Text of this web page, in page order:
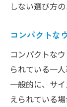
しない選び方の
コンパクトな
コンパクトな
られている一
一般的に、サ
えられている